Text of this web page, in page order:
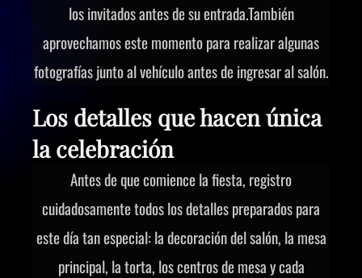
los invitados antes de su entrada.También
aprovechamos este momento para realizar algunas
fotografías junto al vehículo antes de ingresar al salón.
Los detalles que hacen única
la celebración
Antes de que comience la fiesta, registro
cuidadosamente todos los detalles preparados para
este día tan especial: la decoración del salón, la mesa
principal, la torta, los centros de mesa y cada